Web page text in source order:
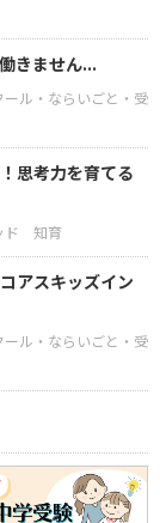
きません...
ール・ならいごと・受
思考力を育てる
ド 知育
アスキッズイン
ール・ならいごと・受